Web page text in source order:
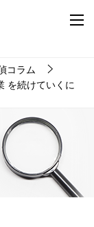
コラム
を続けていくに